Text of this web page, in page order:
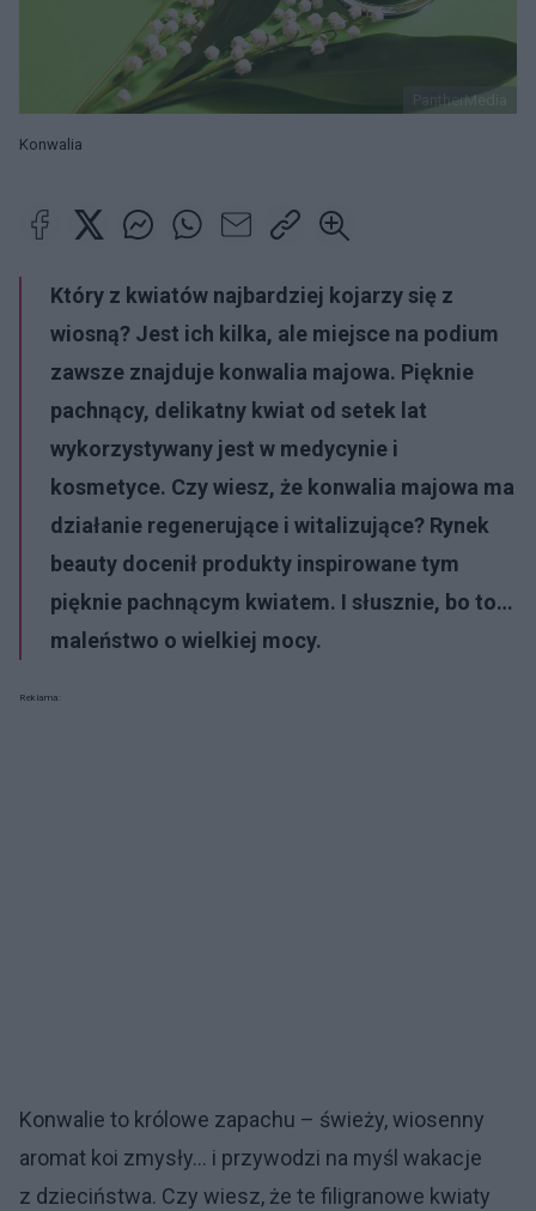
PantherMedia
Konwalia
Który z kwiatów najbardziej kojarzy się z
wiosną? Jest ich kilka, ale miejsce na podium
zawsze znajduje konwalia majowa. Pięknie
pachnący, delikatny kwiat od setek lat
wykorzystywany jest w medycynie i
kosmetyce. Czy wiesz, że konwalia majowa ma
działanie regenerujące i witalizujące? Rynek
beauty docenił produkty inspirowane tym
pięknie pachnącym kwiatem. I słusznie, bo to…
maleństwo o wielkiej mocy.
Reklama:
Konwalie to królowe zapachu – świeży, wiosenny
aromat koi zmysły… i przywodzi na myśl wakacje
z dzieciństwa. Czy wiesz, że te filigranowe kwiaty